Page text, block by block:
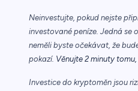
Neinvestujte, pokud nejste
investované peníze. Jedná se
neměli byste očekávat, že
pokazí. Věnujte 2 minuty
Investice do kryptoměn jsou